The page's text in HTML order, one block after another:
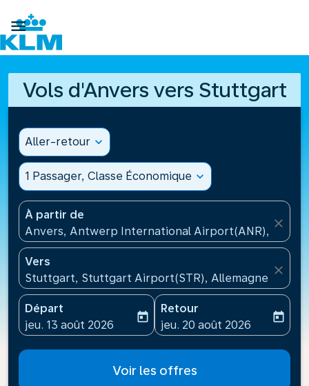

Vols d'Anvers vers Stuttgart
Aller-retour expand_more
1 Passager, Classe Économique expand_more
À partir de
Anvers, Antwerp International Airport(ANR),
close
Vers
Stuttgart, Stuttgart Airport(STR), Allemagne
close
Départ
fc-booking-departure-date-aria-label
jeu. 13 août 2026
today
Retour
fc-booking-return-date-
jeu. 20 août 2026
today
Voir les offres